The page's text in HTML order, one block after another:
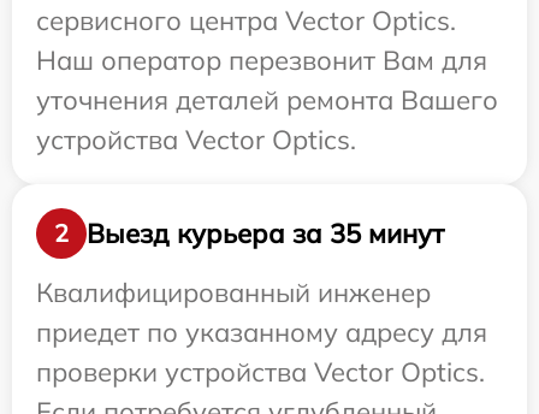
сервисного центра Vector Optics.
Наш оператор перезвонит Вам для
уточнения деталей ремонта Вашего
устройства Vector Optics.
2
Выезд курьера за 35 минут
Квалифицированный инженер
приедет по указанному адресу для
проверки устройства Vector Optics.